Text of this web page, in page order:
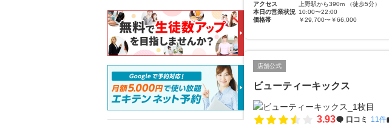
アクセス
上野駅から390m （徒歩5分）
本日の営業状況 10:00〜22:00
価格帯
￥29,700〜￥66,000
店舗公式
ビューティーキックス
3.93 口コミ 11件